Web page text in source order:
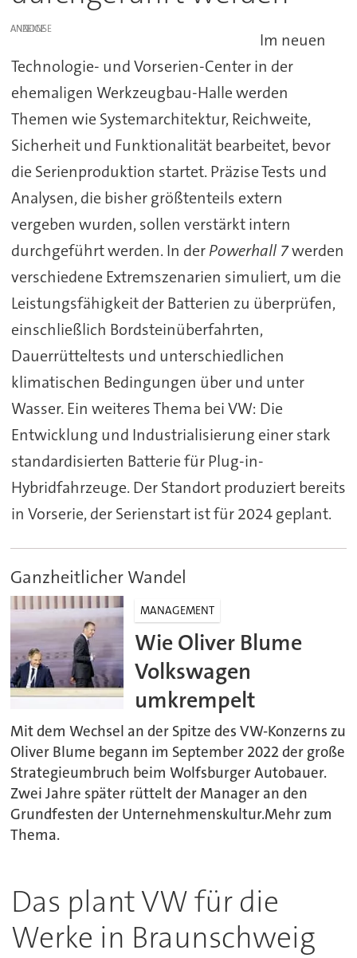
ANZEIGE
Im neuen
Technologie- und Vorserien-Center in der
ehemaligen Werkzeugbau-Halle werden
Themen wie Systemarchitektur, Reichweite,
Sicherheit und Funktionalität bearbeitet, bevor
die Serienproduktion startet. Präzise Tests und
Analysen, die bisher größtenteils extern
vergeben wurden, sollen verstärkt intern
durchgeführt werden. In derPowerhall 7werden
verschiedene Extremszenarien simuliert, um die
Leistungsfähigkeit der Batterien zu überprüfen,
einschließlich Bordsteinüberfahrten,
Dauerrütteltests und unterschiedlichen
klimatischen Bedingungen über und unter
Wasser. Ein weiteres Thema bei VW: Die
Entwicklung und Industrialisierung einer stark
standardisierten Batterie für Plug-in-
Hybridfahrzeuge. Der Standort produziert bereits
in Vorserie, der Serienstart ist für 2024 geplant.
Ganzheitlicher Wandel
MANAGEMENT
Wie Oliver Blume
Volkswagen
umkrempelt
Mit dem Wechsel an der Spitze des VW-Konzerns zu
Oliver Blume begann im September 2022 der große
Strategieumbruch beim Wolfsburger Autobauer.
Zwei Jahre später rüttelt der Manager an den
Grundfesten der Unternehmenskultur.Mehr zum
Thema.
Das plant VW für die
Werke in Braunschweig